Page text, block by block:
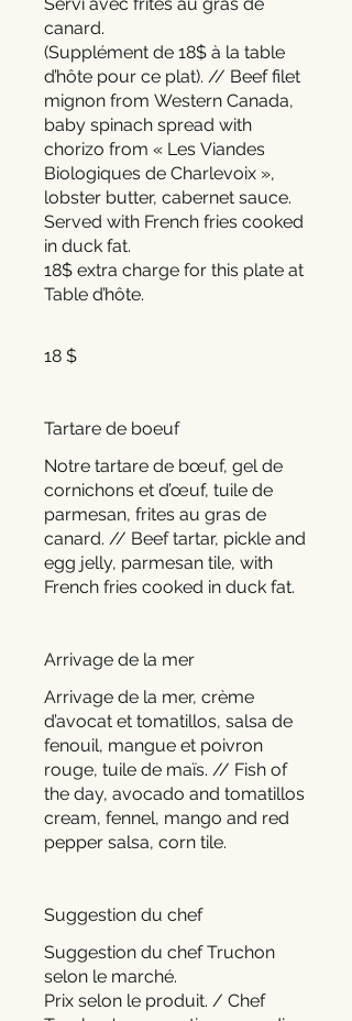
canard.
(Supplément de 18$ à la table
d’hôte pour ce plat). // Beef filet
mignon from Western Canada,
baby spinach spread with
chorizo from « Les Viandes
Biologiques de Charlevoix »,
lobster butter, cabernet sauce.
Served with French fries cooked
in duck fat.
18$ extra charge for this plate at
Table d’hôte.
18 $
Tartare de boeuf
Notre tartare de bœuf, gel de
cornichons et d’œuf, tuile de
parmesan, frites au gras de
canard. // Beef tartar, pickle and
egg jelly, parmesan tile, with
French fries cooked in duck fat.
Arrivage de la mer
Arrivage de la mer, crème
d’avocat et tomatillos, salsa de
fenouil, mangue et poivron
rouge, tuile de maïs. // Fish of
the day, avocado and tomatillos
cream, fennel, mango and red
pepper salsa, corn tile.
Suggestion du chef
Suggestion du chef Truchon
selon le marché.
Prix selon le produit. / Chef